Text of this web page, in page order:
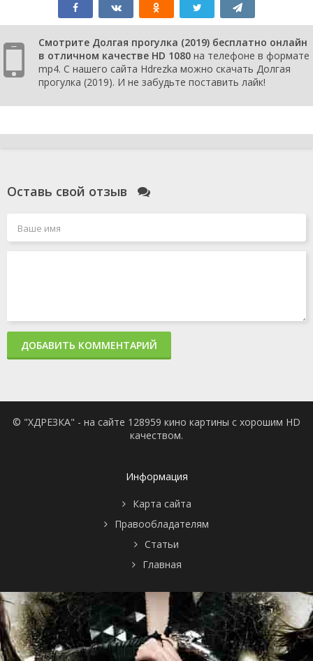
Смотрите Долгая прогулка (2019) бесплатно онлайн
в отличном качестве HD 1080 на телефоне в формате
mp4. С нашего сайта Hdrezka можно скачать Долгая
прогулка (2019). И не забудьте поставить лайк!
Оставь свой отзыв
ДОБАВИТЬ КОММЕНТАРИЙ
© "ХДРЕЗКА" - на сайте 128959 кино картины с хорошим HD
качеством.
Информация
Карта сайта
Правообладателям
Статьи
Главная